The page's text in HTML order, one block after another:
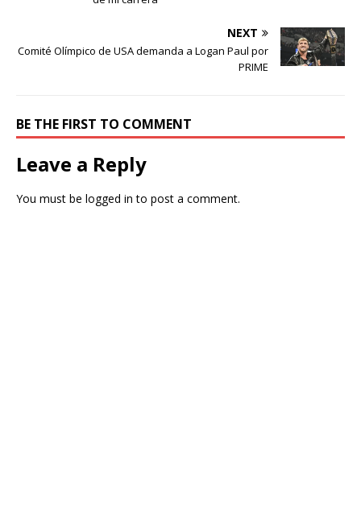
NEXT
Comité Olímpico de USA demanda a Logan Paul por
PRIME
BE THE FIRST TO COMMENT
Leave a Reply
You must be logged in to post a comment.